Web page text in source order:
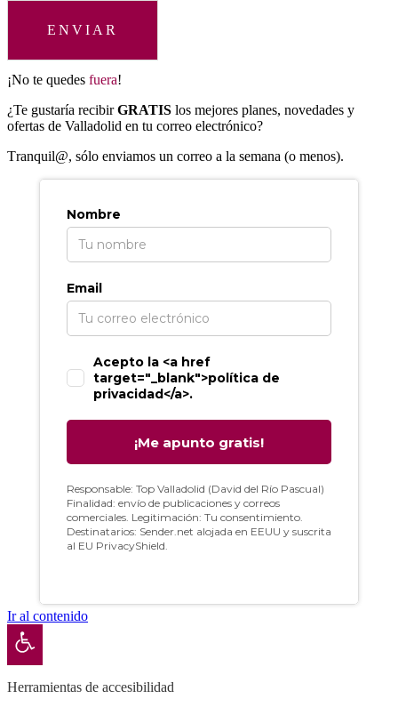
ENVIAR
¡No te quedes fuera!
¿Te gustaría recibirGRATIS los mejores planes, novedades y
ofertas de Valladolid en tu correo electrónico?
Tranquil@, sólo enviamos un correo a la semana (o menos).
Ir al contenido
Abrir barra de herramientas
Herramientas de accesibilidad